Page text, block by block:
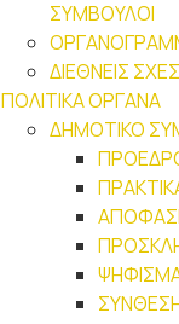
ΣΥΜΒΟΥΛΟΙ
ΔΙΕΘΝΕΙΣ
ΠΟΛΙΤΙΚΑ ΟΡΓΑΝΑ
ΔΗΜΟΤΙΚΟ